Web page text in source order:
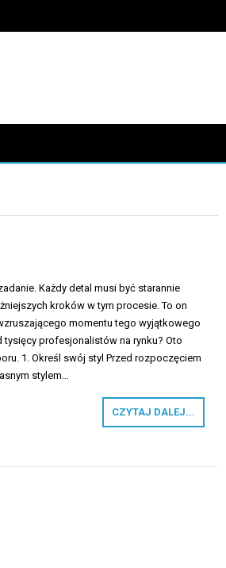
w pielęgnacji
Każdy detal musi być starannie
kroków w tym procesie. To on
momentu tego wyjątkowego
profesjonalistów na rynku? Oto
1. Określ swój styl Przed rozpoczęciem
stylem…
CZYTAJ DALEJ...